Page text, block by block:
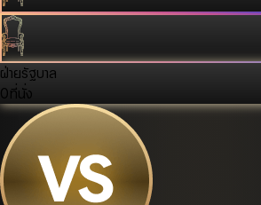
ฝ่ายรัฐบาล
0ที่นั่ง